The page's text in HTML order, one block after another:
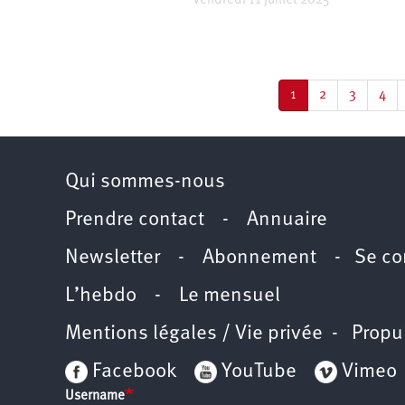
Page
courante
1 Page
2 Page
3 Page
4
Qui sommes-nous
Prendre contact - Annuaire
Newsletter - Abonnement - Se
L’hebdo - Le mensuel
Mentions légales / Vie privée -
Facebook
YouTube Vimeo
Username